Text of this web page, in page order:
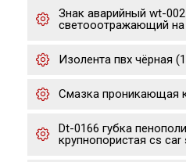
Знак аварийный wt-
светооотражающий
Изолента пвх чёрная
Cмазка проникающая
Dt-0166 губка
крупнопористая cs car